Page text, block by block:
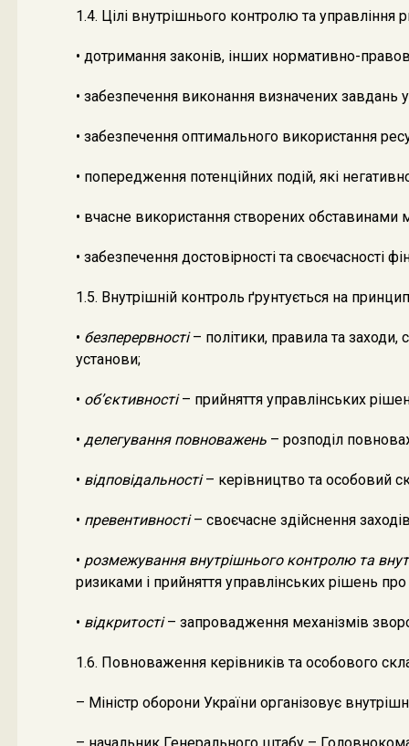
1.4. Цілі внутрішнього контролю та управління
• дотримання законів, інших нормативно-
• забезпечення виконання визначених
• забезпечення оптимального використання
• попередження потенційних подій, які
• вчасне використання створених
• забезпечення достовірності та своєчасності
1.5. Внутрішній контроль ґрунтується на
• безперервності– політики, правила та заходи,
установи;
• об’єктивності– прийняття управлінських
• делегування повноважень– розподіл
• відповідальності– керівництво та особовий
• превентивності– своєчасне здійснення
• розмежування внутрішнього контролю та
ризиками і прийняття управлінських рішень
• відкритості– запровадження механізмів
1.6. Повноваження керівників та особового
– Міністр оборони України організовує